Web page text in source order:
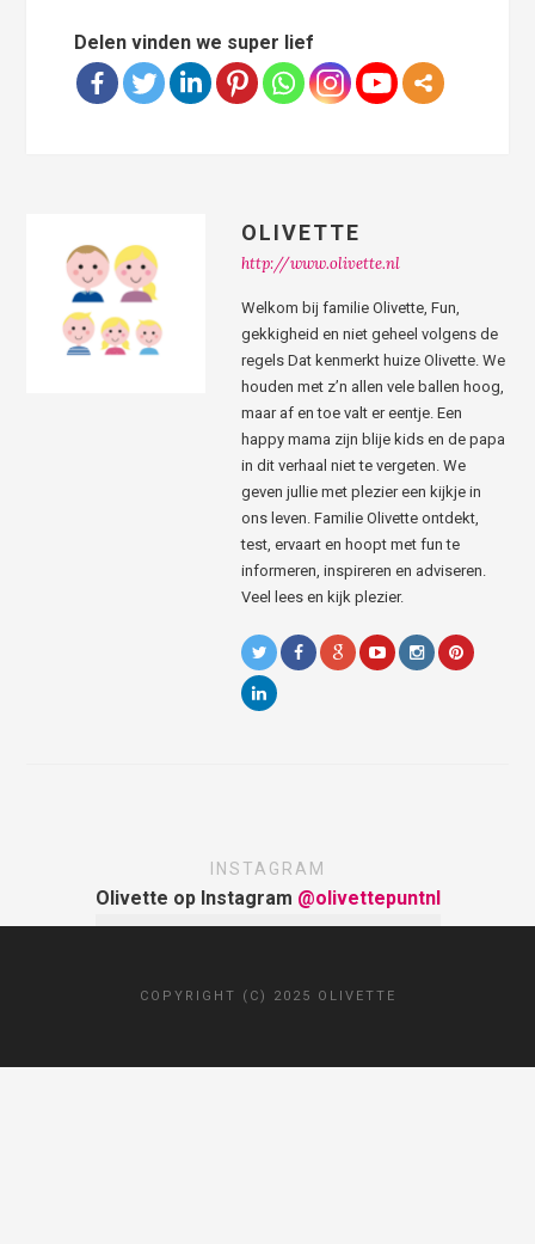
Delen vinden we super lief
OLIVETTE
http://www.olivette.nl
Welkom bij familie Olivette, Fun,
gekkigheid en niet geheel volgens de
regels Dat kenmerkt huize Olivette. We
houden met z’n allen vele ballen hoog,
maar af en toe valt er eentje. Een
happy mama zijn blije kids en de papa
in dit verhaal niet te vergeten. We
geven jullie met plezier een kijkje in
ons leven. Familie Olivette ontdekt,
test, ervaart en hoopt met fun te
informeren, inspireren en adviseren.
Veel lees en kijk plezier.
INSTAGRAM
Olivette op Instagram @olivettepuntnl
COPYRIGHT (C) 2025 OLIVETTE